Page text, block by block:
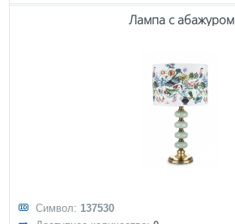
Лампа с абажуром
Символ: 137530